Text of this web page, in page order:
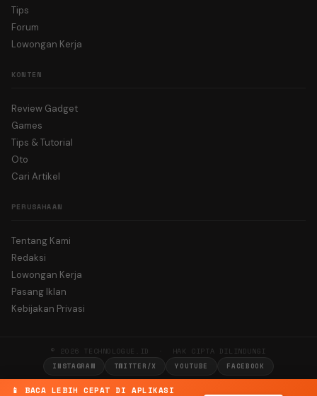
📱 BACA LEBIH CEPAT DI APLIKASI
Tips
Forum
Lowongan Kerja
KONTEN
Review Gadget
Games
Tips & Tutorial
Oto
Cari Artikel
PERUSAHAAN
Tentang Kami
Redaksi
Lowongan Kerja
Pasang Iklan
Kebijakan Privasi
© 2026 TECHNOLOGUE.ID · HAK CIPTA DILINDUNGI
INSTAGRAM TWITTER/X YOUTUBE FACEBOOK